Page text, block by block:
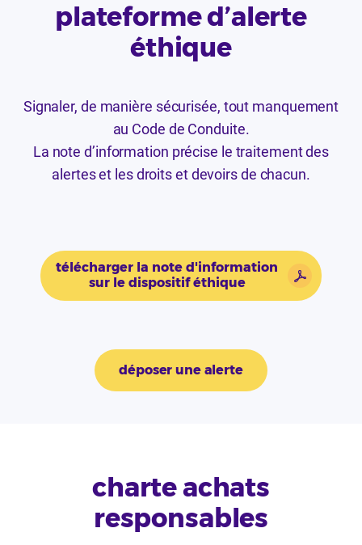
plateforme d’alerte
éthique
Signaler, de manière sécurisée, tout manquement
au Code de Conduite.
La note d’information précise le traitement des
alertes et les droits et devoirs de chacun.
télécharger la note d'information
sur le dispositif éthique
déposer une alerte
charte achats
responsables